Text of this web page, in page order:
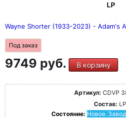
LP
Wayne Shorter (1933-2023) - Adam's
Под заказ
9749 руб. В корзину
Артикул: CDVP
Состав: LP
Состояние: Новое.